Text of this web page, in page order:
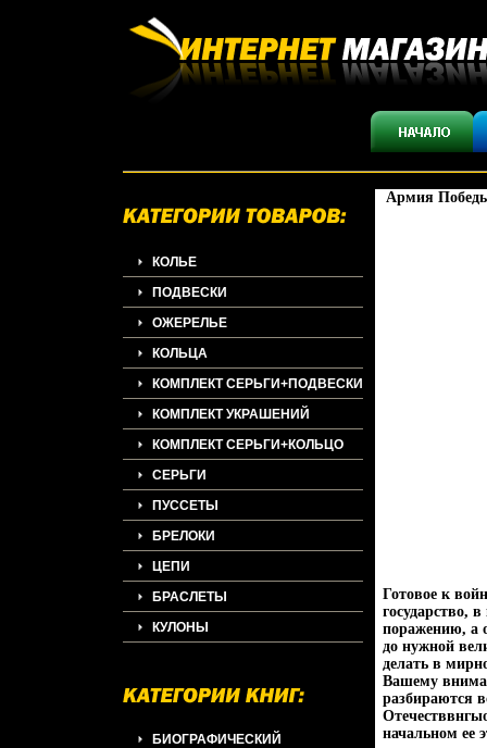
КОЛЬЕ
ПОДВЕСКИ
ОЖЕРЕЛЬЕ
КОЛЬЦА
КОМПЛЕКТ СЕРЬГИ+ПОДВЕСКИ
КОМПЛЕКТ УКРАШЕНИЙ
КОМПЛЕКТ СЕРЬГИ+КОЛЬЦО
СЕРЬГИ
ПУССЕТЫ
БРЕЛОКИ
ЦЕПИ
БРАСЛЕТЫ
КУЛОНЫ
БИОГРАФИЧЕСКИЙ
Армия
Готовое к
государство,
поражению, а
до нужной
делать в
Вашему
разбираются
начальном ее